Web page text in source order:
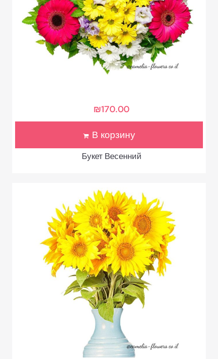
Букет Весенний
₪170.00
В корзину